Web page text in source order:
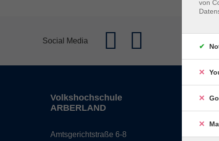
Social Media
Volkshochschule
ARBERLAND
Amtsgerichtstraße 6-8
08:30
von